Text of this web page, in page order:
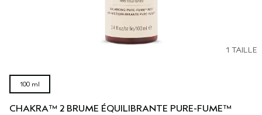
1 TAILLE
100 ml
CHAKRA™ 2 BRUME ÉQUILIBRANTE PURE-FUME™